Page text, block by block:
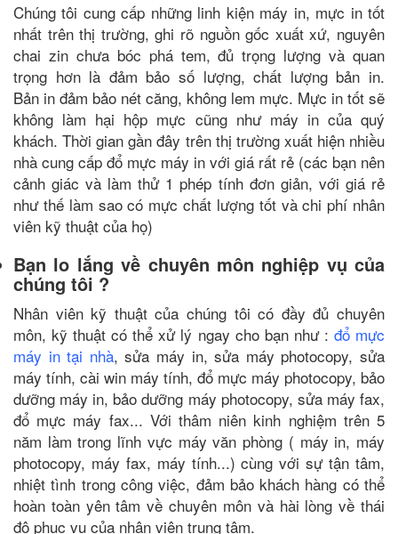
Chúng tôi cung cấp những linh kiện máy in, mực in tốt
nhất trên thị trường, ghi rõ nguồn gốc xuất xứ, nguyên
chai zin chưa bóc phá tem, đủ trọng lượng và quan
trọng hơn là đảm bảo số lượng, chất lượng bản in.
Bản in đảm bảo nét căng, không lem mực. Mực in tốt sẽ
không làm hại hộp mực cũng như máy in của quý
khách. Thời gian gần đây trên thị trường xuất hiện nhiều
nhà cung cấp đổ mực máy in với giá rất rẻ (các bạn nên
cảnh giác và làm thử 1 phép tính đơn giản, với giá rẻ
như thế làm sao có mực chất lượng tốt và chi phí nhân
viên kỹ thuật của họ)
Bạn lo lắng về chuyên môn nghiệp vụ của
chúng tôi ?
Nhân viên kỹ thuật của chúng tôi có đầy đủ chuyên
môn, kỹ thuật có thể xử lý ngay cho bạn như : đổ mực
máy in tại nhà, sửa máy in, sửa máy photocopy, sửa
máy tính, cài win máy tính, đổ mực máy photocopy, bảo
dưỡng máy in, bảo dưỡng máy photocopy, sửa máy fax,
đổ mực máy fax... Với thâm niên kinh nghiệm trên 5
năm làm trong lĩnh vực máy văn phòng ( máy in, máy
photocopy, máy fax, máy tính...) cùng với sự tận tâm,
nhiệt tình trong công việc, đảm bảo khách hàng có thể
hoàn toàn yên tâm về chuyên môn và hài lòng về thái
độ phục vụ của nhân viên trung tâm.